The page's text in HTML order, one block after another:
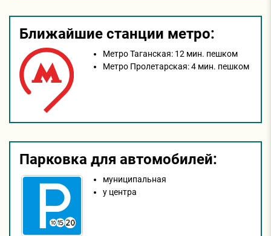
Ближайшие станции метро:
Метро Таганская: 12 мин. пешком
Метро Пролетарская:4 мин. пешком
Парковка для автомобилей:
муниципальная
у центра